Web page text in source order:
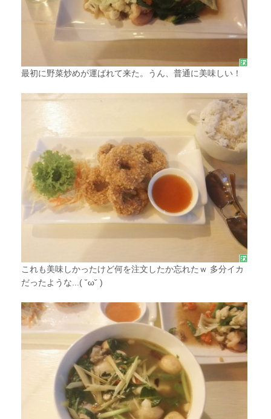
最初に野菜炒めが運ばれて来た。うん、普通に美味しい！
これも美味しかったけど何を注文したか忘れたｗ 多分イカ
だったような...( ˘ω˘ )